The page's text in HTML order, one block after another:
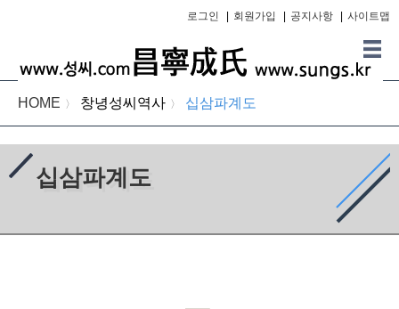
로그인 회원가입 공지사항 사이트맵
HOME 〉 창녕성씨역사 〉 십삼파계도
십삼파계도